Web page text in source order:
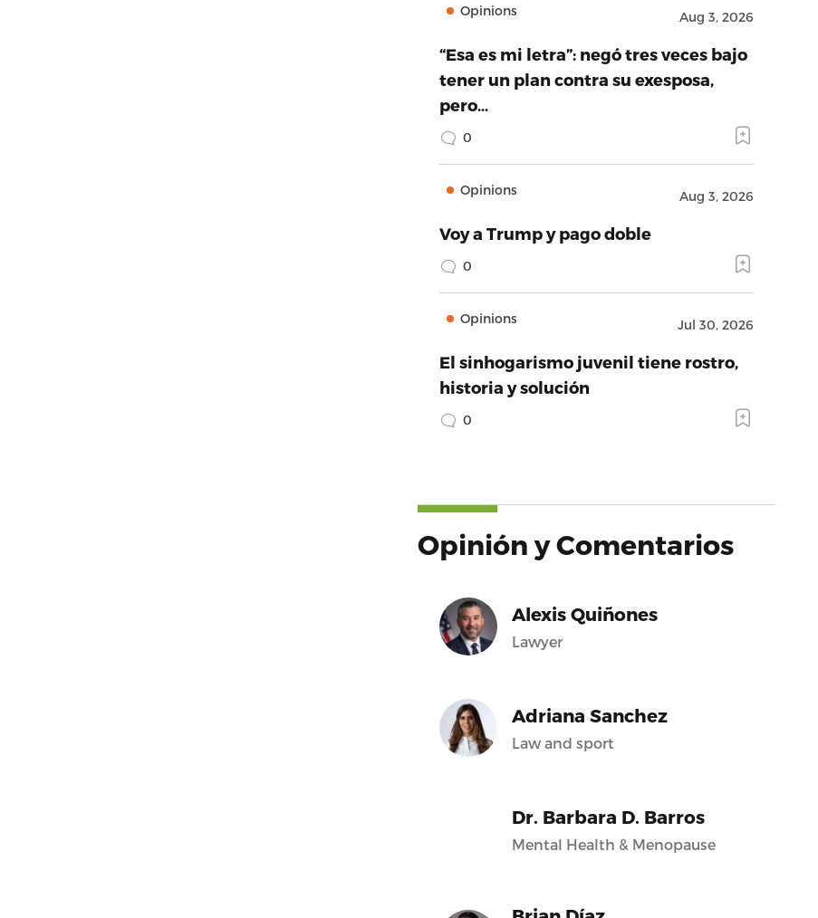
Opinions Aug 3, 2026
“Esa es mi letra”: negó tres veces bajo
tener un plan contra su exesposa,
pero…
0
Opinions Aug 3, 2026
Voy a Trump y pago doble
0
Opinions Jul 30, 2026
El sinhogarismo juvenil tiene rostro,
historia y solución
0
Opinión y Comentarios
Alexis Quiñones
Lawyer
Adriana Sanchez
Law and sport
Dr. Barbara D. Barros
Mental Health & Menopause